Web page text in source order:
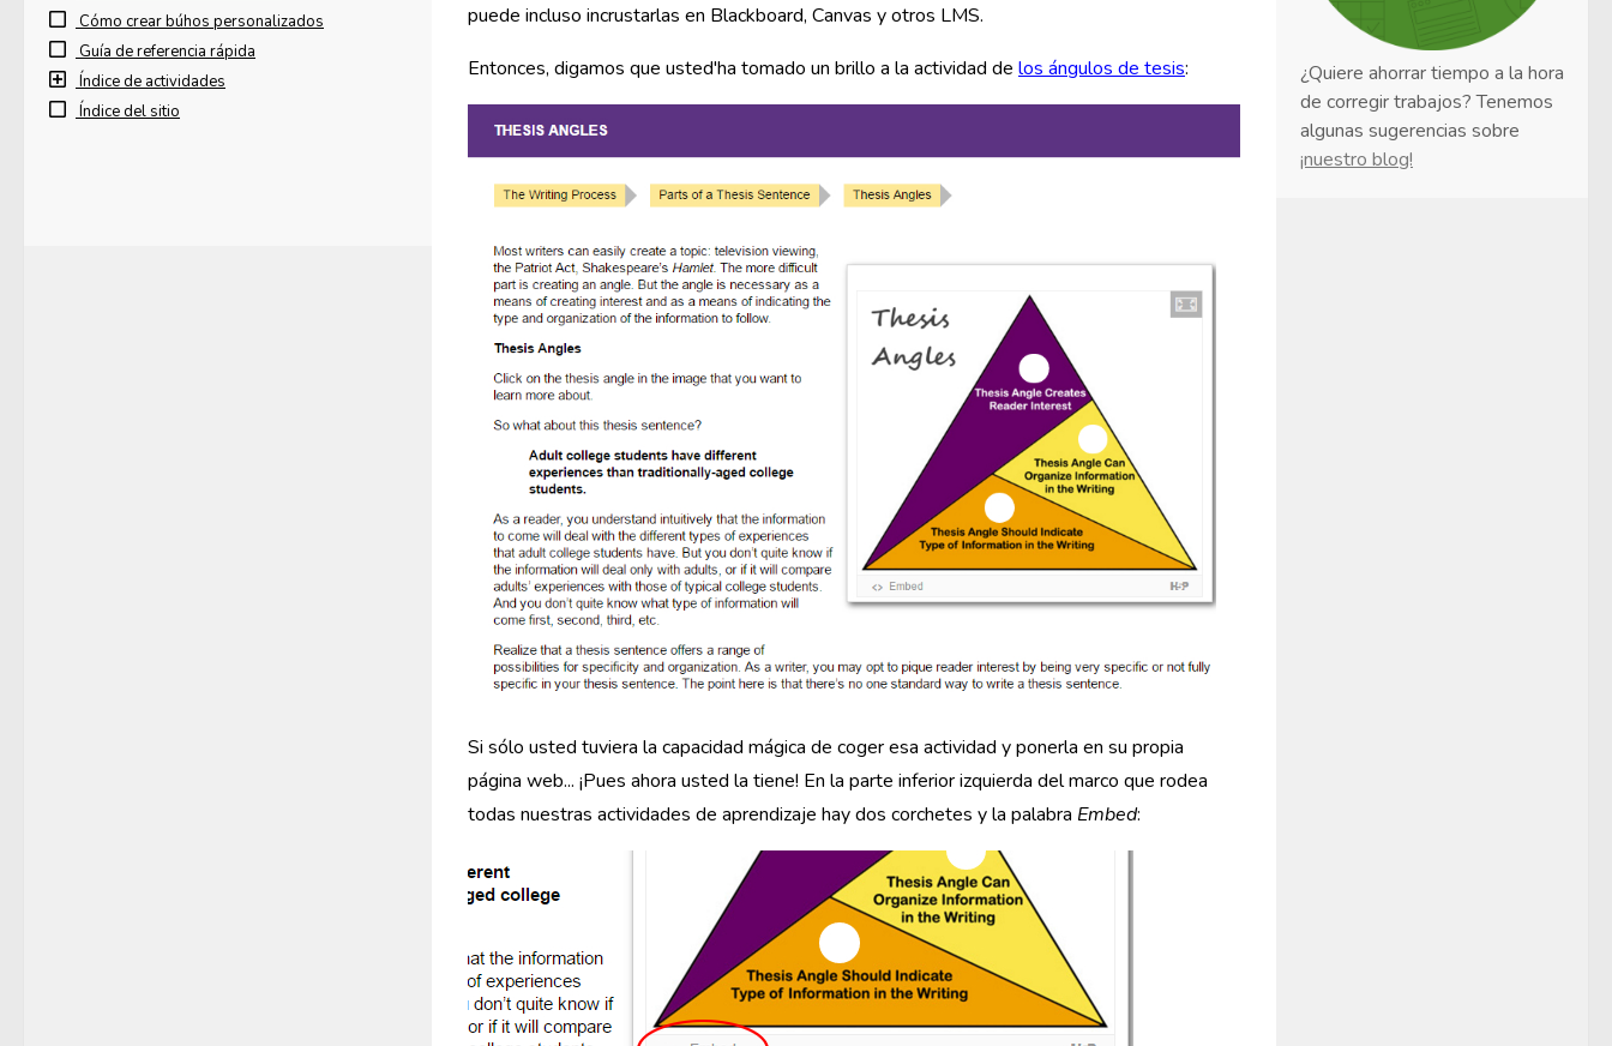
puede incluso incrustarlas en Blackboard, Canvas y otros LMS.
Entonces, digamos que usted'ha tomado un brillo a la actividad de los ángulos de tesis:
Si sólo usted tuviera la capacidad mágica de coger esa actividad y ponerla en su propia
página web... ¡Pues ahora usted la tiene! En la parte inferior izquierda del marco que rodea
todas nuestras actividades de aprendizaje hay dos corchetes y la palabra Embed:
Cómo crear búhos personalizados
Guía de referencia rápida
Índice de actividades
Índice del sitio
¿Quiere ahorrar tiempo a la hora
de corregir trabajos? Tenemos
algunas sugerencias sobre
¡nuestro blog!